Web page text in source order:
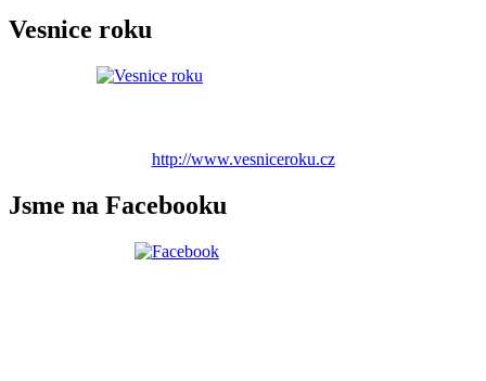
Vesnice roku
http://www.vesniceroku.cz
Jsme na Facebooku